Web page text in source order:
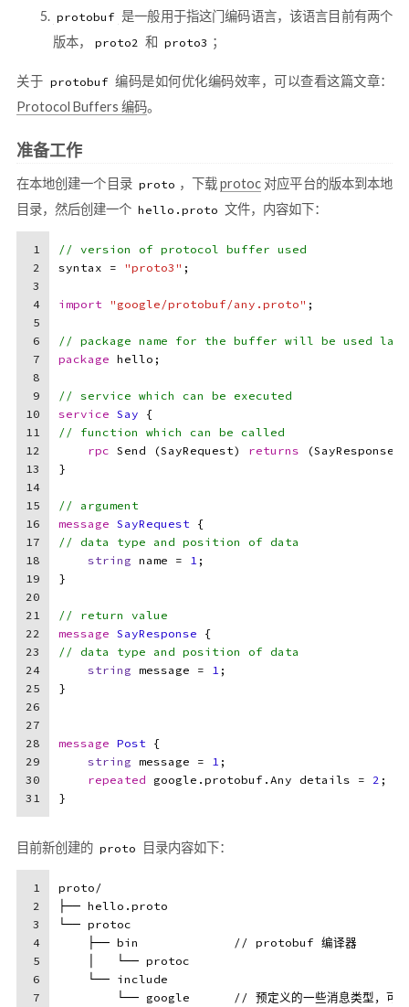
protobuf 是一般用于指这门编码语言，该语言目前有两个
版本，
proto2 和 proto3 ；
关于 protobuf 编码是如何优化编码效率，可以查看这篇文章：
Protocol Buffers 编码。
准备工作
在本地创建一个目录 proto ，下载protoc 对应平台的版本到本地
目录，然后创建一个 hello.proto 文件，内容如下：
1
2
3
4
5
6
7
8
9
10
11
12
13
14
15
16
17
18
19
20
21
22
23
24
25
26
27
28
29
30
31
// version of protocol buffer used
syntax = "proto3" ;
import "google/protobuf/any.proto" ;
// package name for the buffer will be used
package hello;
// service which can be executed
service Say {
// function which can be called
rpc Send (SayRequest) returns (SayResponse)
}
// argument
message SayRequest {
// data type and position of data
string name = 1 ;
}
// return value
message SayResponse {
// data type and position of data
string message = 1 ;
}
message Post {
string message = 1 ;
repeated google.protobuf.Any details = 2 ;
}
目前新创建的 proto 目录内容如下：
1
2
3
4
5
6
7
proto/
├── hello.proto
└── protoc
    ├── bin             // protobuf 编译器
    │   └── protoc
    └── include
└── google      // 预定义的一些消息类型，可